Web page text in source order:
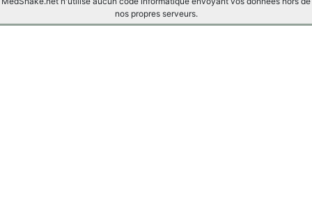
nos propres serveurs.